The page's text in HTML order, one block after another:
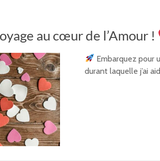
au cœur de l’Amour !
Embarquez pour
durant laquelle j’ai